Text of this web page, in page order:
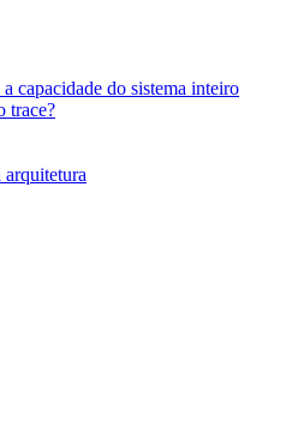
capacidade do sistema inteiro
trace?